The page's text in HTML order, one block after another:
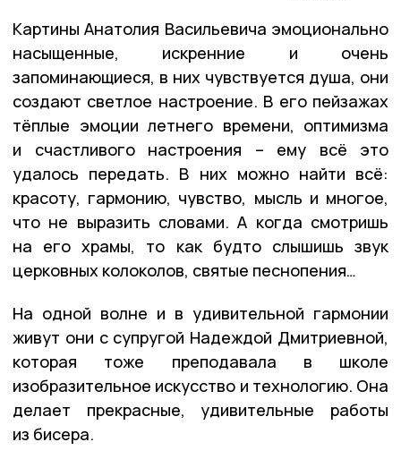
Картины Анатолия Васильевича эмоционально
насыщенные, искренние и очень
запоминающиеся, в них чувствуется душа, они
создают светлое настроение. В его пейзажах
тёплые эмоции летнего времени, оптимизма
и счастливого настроения –
ему всё это
удалось передать. В них можно найти всё:
красоту, гармонию, чувство, мысль и многое,
что не выразить словами. А когда смотришь
на его храмы, то как будто слышишь звук
церковных колоколов, святые песнопения…
На одной волне и в удивительной гармонии
живут они с супругой Надеждой Дмитриевной,
которая тоже преподавала в школе
изобразительное искусство и технологию. Она
делает прекрасные, удивительные работы
из бисера.